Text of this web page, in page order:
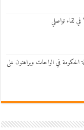
لقاء تواصلي
الحكومة في الواحات ويراهنون على